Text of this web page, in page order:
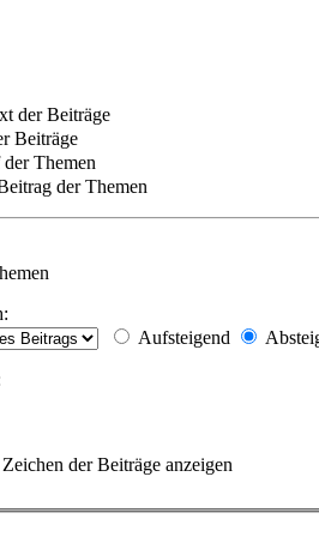
der Beiträge
Beiträge
Themen
der Themen
Aufsteigend
Zeichen der Beiträge anzeigen